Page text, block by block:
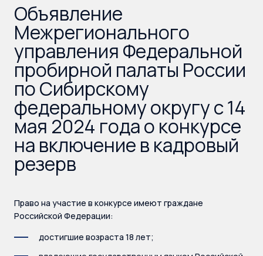
Объявление
Межрегионального
управления Федеральной
пробирной палаты России
по Сибирскому
федеральному округу с 14
мая 2024 года о конкурсе
на включение в кадровый
резерв
Право на участие в конкурсе имеют граждане
Российской Федерации:
достигшие возраста 18 лет;